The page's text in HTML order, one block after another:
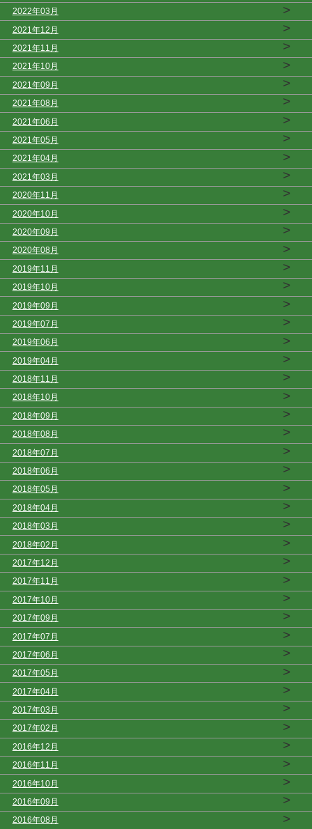
2022年03月 >
2021年12月 >
2021年11月 >
2021年10月 >
2021年09月 >
2021年08月 >
2021年06月 >
2021年05月 >
2021年04月 >
2021年03月 >
2020年11月 >
2020年10月 >
2020年09月 >
2020年08月 >
2019年11月 >
2019年10月 >
2019年09月 >
2019年07月 >
2019年06月 >
2019年04月 >
2018年11月 >
2018年10月 >
2018年09月 >
2018年08月 >
2018年07月 >
2018年06月 >
2018年05月 >
2018年04月 >
2018年03月 >
2018年02月 >
2017年12月 >
2017年11月 >
2017年10月 >
2017年09月 >
2017年07月 >
2017年06月 >
2017年05月 >
2017年04月 >
2017年03月 >
2017年02月 >
2016年12月 >
2016年11月 >
2016年10月 >
2016年09月 >
2016年08月 >